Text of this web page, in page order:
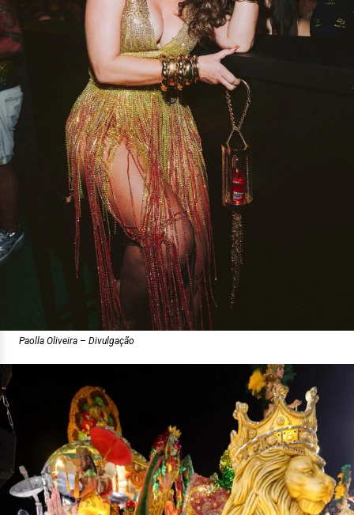
Paolla Oliveira – Divulgação